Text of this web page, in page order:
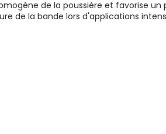
de la poussière et favorise
de la bande lors d'applications